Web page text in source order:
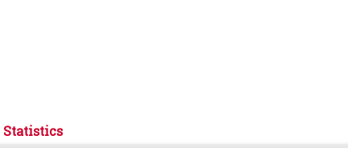
Statistics